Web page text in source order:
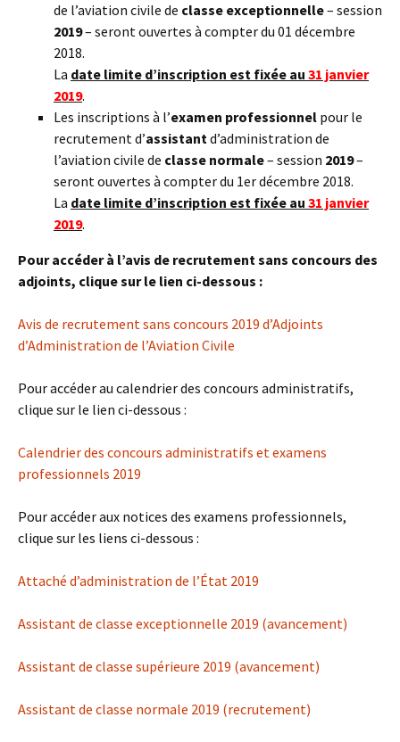
de l’aviation civile de classe exceptionnelle– session
2019– seront ouvertes à compter du 01 décembre
2018.
La date limite d’inscription est fixée au 31 janvier
2019.
Les inscriptions à l’examen professionnel pour le
recrutement d’assistantd’administration de
l’aviation civile de classe normale– session 2019–
seront ouvertes à compter du 1er décembre 2018.
La date limite d’inscription est fixée au 31 janvier
2019.
Pour accéder à l’avis de recrutement sans concours des
adjoints, clique sur le lien ci-dessous :
Avis de recrutement sans concours 2019 d’Adjoints
d’Administration de l’Aviation Civile
Pour accéder au calendrier des concours administratifs,
clique sur le lien ci-dessous :
Calendrier des concours administratifs et examens
professionnels 2019
Pour accéder aux notices des examens professionnels,
clique sur les liens ci-dessous :
Attaché d’administration de l’État 2019
Assistant de classe exceptionnelle 2019 (avancement)
Assistant de classe supérieure 2019 (avancement)
Assistant de classe normale 2019 (recrutement)